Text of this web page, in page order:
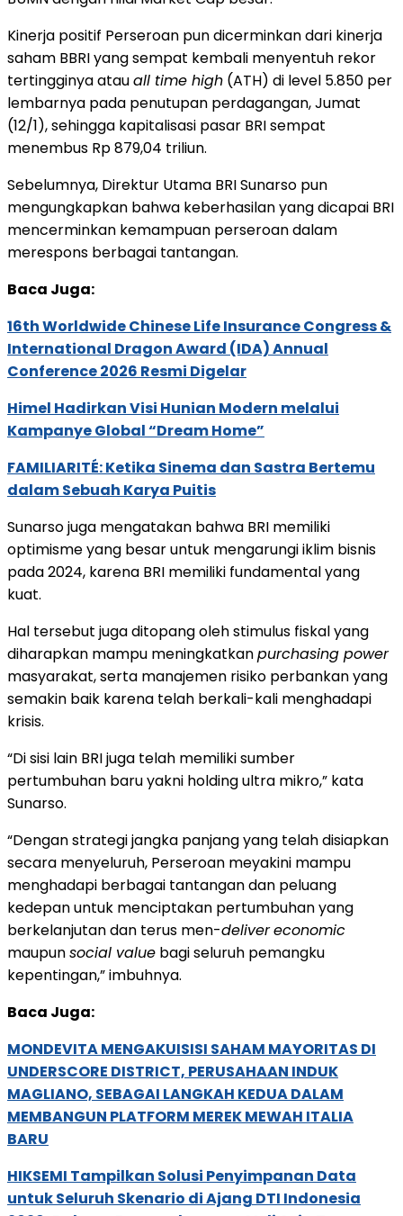
Kinerja positif Perseroan pun dicerminkan dari kinerja
saham BBRI yang sempat kembali menyentuh rekor
tertingginya atauall time high (ATH) di level 5.850 per
lembarnya pada penutupan perdagangan, Jumat
(12/1), sehingga kapitalisasi pasar BRI sempat
menembus Rp 879,04 triliun.
Sebelumnya, Direktur Utama BRI Sunarso pun
mengungkapkan bahwa keberhasilan yang dicapai BRI
mencerminkan kemampuan perseroan dalam
merespons berbagai tantangan.
Baca Juga:
16th Worldwide Chinese Life Insurance Congress &
International Dragon Award (IDA) Annual
Conference 2026 Resmi Digelar
Himel Hadirkan Visi Hunian Modern melalui
Kampanye Global “Dream Home”
FAMILIARITÉ: Ketika Sinema dan Sastra Bertemu
dalam Sebuah Karya Puitis
Sunarso juga mengatakan bahwa BRI memiliki
optimisme yang besar untuk mengarungi iklim bisnis
pada 2024, karena BRI memiliki fundamental yang
kuat.
Hal tersebut juga ditopang oleh stimulus fiskal yang
diharapkan mampu meningkatkanpurchasing power
masyarakat, serta manajemen risiko perbankan yang
semakin baik karena telah berkali-kali menghadapi
krisis.
“Di sisi lain BRI juga telah memiliki sumber
pertumbuhan baru yakni holding ultra mikro,” kata
Sunarso.
“Dengan strategi jangka panjang yang telah disiapkan
secara menyeluruh, Perseroan meyakini mampu
menghadapi berbagai tantangan dan peluang
kedepan untuk menciptakan pertumbuhan yang
berkelanjutan dan terus men-delivereconomic
maupunsocial value bagi seluruh pemangku
kepentingan,” imbuhnya.
Baca Juga:
MONDEVITA MENGAKUISISI SAHAM MAYORITAS DI
UNDERSCORE DISTRICT, PERUSAHAAN INDUK
MAGLIANO, SEBAGAI LANGKAH KEDUA DALAM
MEMBANGUN PLATFORM MEREK MEWAH ITALIA
BARU
HIKSEMI Tampilkan Solusi Penyimpanan Data
untuk Seluruh Skenario di Ajang DTI Indonesia